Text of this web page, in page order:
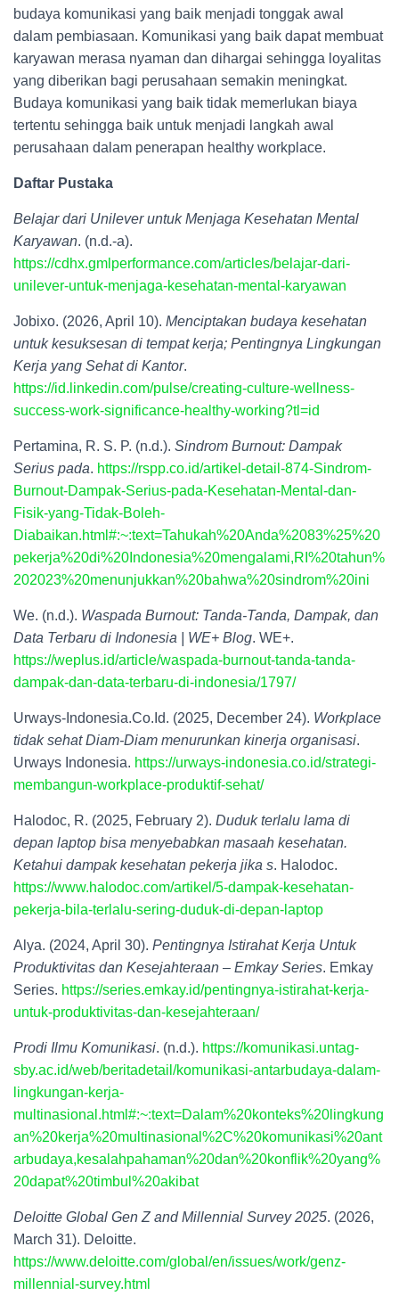
budaya komunikasi yang baik menjadi tonggak awal
dalam pembiasaan. Komunikasi yang baik dapat membuat
karyawan merasa nyaman dan dihargai sehingga loyalitas
yang diberikan bagi perusahaan semakin meningkat.
Budaya komunikasi yang baik tidak memerlukan biaya
tertentu sehingga baik untuk menjadi langkah awal
perusahaan dalam penerapan healthy workplace.
Daftar Pustaka
Belajar dari Unilever untuk Menjaga Kesehatan Mental
Karyawan. (n.d.-a).
https://cdhx.gmlperformance.com/articles/belajar-dari-
unilever-untuk-menjaga-kesehatan-mental-karyawan
Jobixo. (2026, April 10). Menciptakan budaya kesehatan
untuk kesuksesan di tempat kerja; Pentingnya Lingkungan
Kerja yang Sehat di Kantor.
https://id.linkedin.com/pulse/creating-culture-wellness-
success-work-significance-healthy-working?tl=id
Pertamina, R. S. P. (n.d.). Sindrom Burnout: Dampak
Serius pada. https://rspp.co.id/artikel-detail-874-Sindrom-
Burnout-Dampak-Serius-pada-Kesehatan-Mental-dan-
Fisik-yang-Tidak-Boleh-
Diabaikan.html#:~:text=Tahukah%20Anda%2083%25%20
pekerja%20di%20Indonesia%20mengalami,RI%20tahun%
202023%20menunjukkan%20bahwa%20sindrom%20ini
We. (n.d.). Waspada Burnout: Tanda-Tanda, Dampak, dan
Data Terbaru di Indonesia | WE+ Blog. WE+.
https://weplus.id/article/waspada-burnout-tanda-tanda-
dampak-dan-data-terbaru-di-indonesia/1797/
Urways-Indonesia.Co.Id. (2025, December 24). Workplace
tidak sehat Diam-Diam menurunkan kinerja organisasi.
Urways Indonesia. https://urways-indonesia.co.id/strategi-
membangun-workplace-produktif-sehat/
Halodoc, R. (2025, February 2). Duduk terlalu lama di
depan laptop bisa menyebabkan masaah kesehatan.
Ketahui dampak kesehatan pekerja jika s. Halodoc.
https://www.halodoc.com/artikel/5-dampak-kesehatan-
pekerja-bila-terlalu-sering-duduk-di-depan-laptop
Alya. (2024, April 30). Pentingnya Istirahat Kerja Untuk
Produktivitas dan Kesejahteraan – Emkay Series. Emkay
Series. https://series.emkay.id/pentingnya-istirahat-kerja-
untuk-produktivitas-dan-kesejahteraan/
Prodi Ilmu Komunikasi. (n.d.). https://komunikasi.untag-
sby.ac.id/web/beritadetail/komunikasi-antarbudaya-dalam-
lingkungan-kerja-
multinasional.html#:~:text=Dalam%20konteks%20lingkung
an%20kerja%20multinasional%2C%20komunikasi%20ant
arbudaya,kesalahpahaman%20dan%20konflik%20yang%
20dapat%20timbul%20akibat
Deloitte Global Gen Z and Millennial Survey 2025. (2026,
March 31). Deloitte.
https://www.deloitte.com/global/en/issues/work/genz-
millennial-survey.html